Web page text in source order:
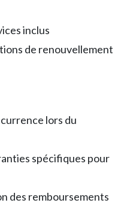
inclus
de renouvellement
lors du
spécifiques pour
des remboursements